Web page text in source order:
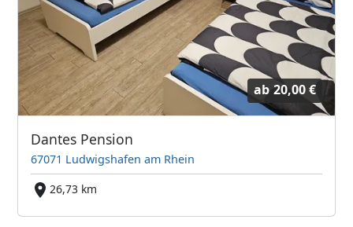
ab 20,00 €
Dantes Pension
67071 Ludwigshafen am Rhein
26,73 km